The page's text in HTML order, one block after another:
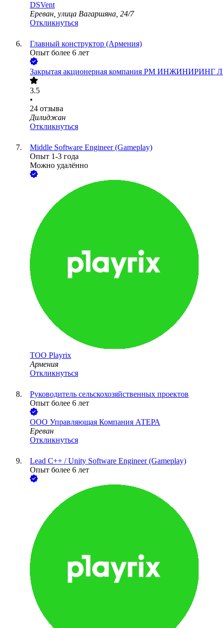
DSVent
Ереван, улица Вагаршяна, 24/7
Откликнуться
Главный конструктор (Армения)
Опыт более 6 лет
Закрытая акционерная компания РМ
3.5
•
24 отзыва
Дилиджан
Откликнуться
Middle Software Engineer (Gameplay)
Опыт 1-3 года
Можно удалённо
ТОО Playrix
Армения
Откликнуться
Руководитель сельскохозяйственных проектов
Опыт более 6 лет
ООО Управляющая Компания АТЕРА
Ереван
Откликнуться
Lead C++ / Unity Software Engineer (Gameplay)
Опыт более 6 лет